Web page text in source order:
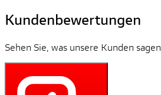
Kundenbewertungen
Sehen Sie, was unsere Kunden sagen